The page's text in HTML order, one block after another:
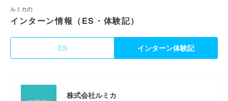
ルミカの
インターン情報（ES・体験記）
ES インターン体験記
株式会社ルミカ